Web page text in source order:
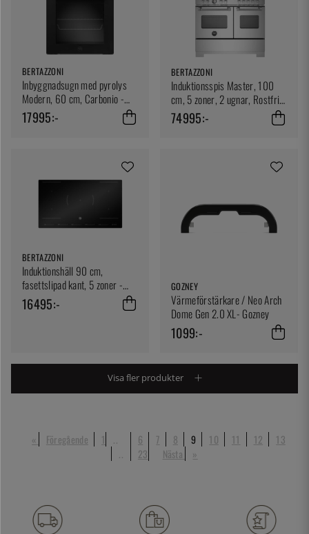
BERTAZZONI
Inbyggnadsugn med pyrolys
Modern, 60 cm, Carbonio -
Bertazzoni
17995:-
BERTAZZONI
Induktionsspis Master, 100
cm, 5 zoner, 2 ugnar, Rostfri -
Bertazzoni
74995:-
BERTAZZONI
Induktionshäll 90 cm,
fasettslipad kant, 5 zoner -
Bertazzoni
16495:-
GOZNEY
Värmeförstärkare / Neo Arch
Dome Gen 2.0 XL- Gozney
1099:-
Visa fler produkter
« Föregående 1 6 7 8 9 10 11 12
13
23 Nästa »